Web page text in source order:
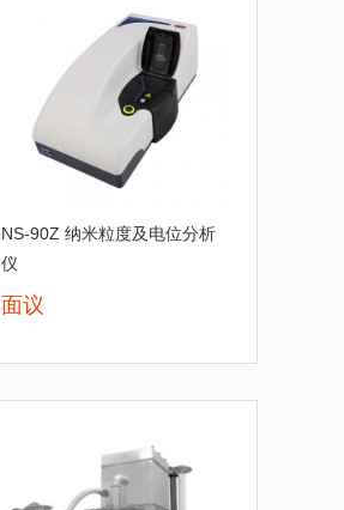
NS-90Z 纳米粒度及电位分析
仪
面议